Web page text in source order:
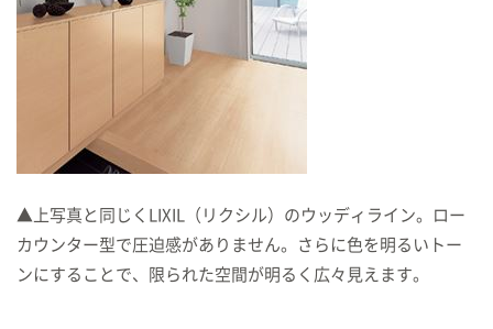
▲上写真と同じくLIXIL（リクシル）のウッディライン。ロー
カウンター型で圧迫感がありません。さらに色を明るいトー
ンにすることで、限られた空間が明るく広々見えます。